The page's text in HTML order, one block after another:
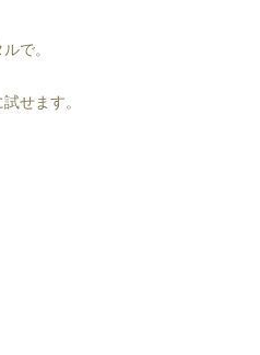
で。
せます。